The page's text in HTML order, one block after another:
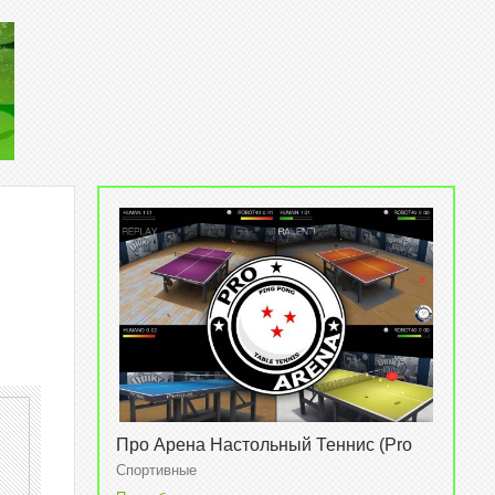
Про Арена Настольный Теннис (Pro
Arena Table Tennis) v1.0.0
Спортивные